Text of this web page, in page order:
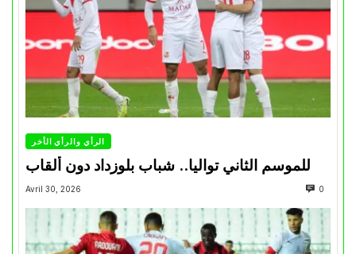
الرأي والرأي الأخر
للموسم الثاني تواليا.. شباب بلوزداد دون ألقاب
Avril 30, 2026 0